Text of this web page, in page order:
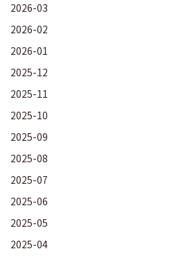
2026-03
2026-02
2026-01
2025-12
2025-11
2025-10
2025-09
2025-08
2025-07
2025-06
2025-05
2025-04